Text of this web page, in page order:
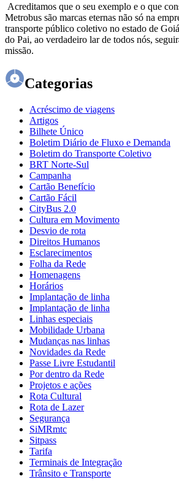
Acreditamos que o seu exemplo e o que
Metrobus são marcas eternas não só na
transporte público coletivo no estado de
do Pai, ao verdadeiro lar de todos nós,
missão.
Categorias
Acréscimo de viagens
Artigos
Bilhete Único
Boletim Diário de Fluxo e Demanda
Boletim do Transporte Coletivo
BRT Norte-Sul
Campanha
Cartão Benefício
Cartão Fácil
CityBus 2.0
Cultura em Movimento
Desvio de rota
Direitos Humanos
Esclarecimentos
Folha da Rede
Homenagens
Horários
Implantação de linha
Implantação de linha
Linhas especiais
Mobilidade Urbana
Mudanças nas linhas
Novidades da Rede
Passe Livre Estudantil
Por dentro da Rede
Projetos e ações
Rota Cultural
Rota de Lazer
Segurança
SiMRmtc
Sitpass
Tarifa
Terminais de Integração
Trânsito e Transporte